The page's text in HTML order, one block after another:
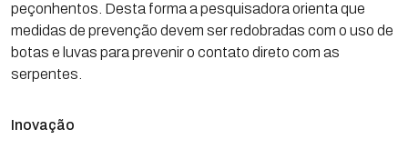
peçonhentos. Desta forma a pesquisadora orienta que
medidas de prevenção devem ser redobradas com o uso de
botas e luvas para prevenir o contato direto com as
serpentes.
Inovação